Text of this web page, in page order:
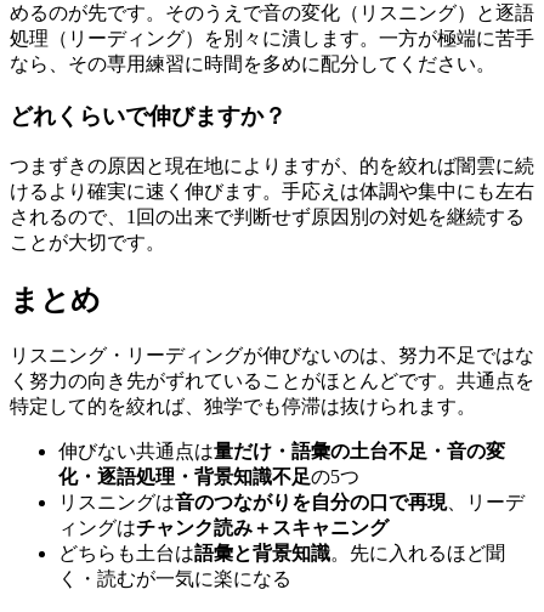
めるのが先です。そのうえで音の変化（リスニング）と逐語
処理（リーディング）を別々に潰します。一方が極端に苦手
なら、その専用練習に時間を多めに配分してください。
どれくらいで伸びますか？
つまずきの原因と現在地によりますが、的を絞れば闇雲に続
けるより確実に速く伸びます。手応えは体調や集中にも左右
されるので、1回の出来で判断せず原因別の対処を継続する
ことが大切です。
まとめ
リスニング・リーディングが伸びないのは、努力不足ではな
く努力の向き先がずれていることがほとんどです。共通点を
特定して的を絞れば、独学でも停滞は抜けられます。
伸びない共通点は量だけ・語彙の土台不足・音の変
化・逐語処理・背景知識不足の5つ
リスニングは音のつながりを自分の口で再現、リーデ
ィングはチャンク読み＋スキャニング
どちらも土台は語彙と背景知識。先に入れるほど聞
く・読むが一気に楽になる